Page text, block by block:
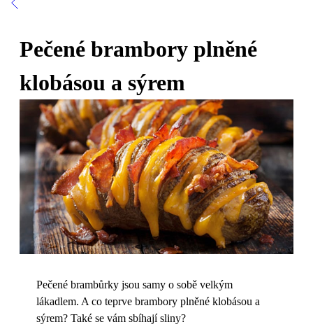
Pečené brambory plněné
klobásou a sýrem
Pečené brambůrky jsou samy o sobě velkým
lákadlem. A co teprve brambory plněné klobásou a
sýrem? Také se vám sbíhají sliny?